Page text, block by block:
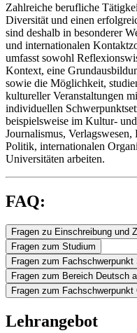
Zahlreiche berufliche
Diversität und einen
sind deshalb in besonderer
und internationalen
umfasst sowohl
Kontext, eine
sowie die Möglichkeit,
kultureller Veranstaltungen
individuellen
beispielsweise im Kultur-
Journalismus,
Politik, internationalen
Universitäten arbeiten.
FAQ:
Fragen zu Einschreibung und
Gibt es für den
Nein, die Einschreibung in
müssen lediglich einen
können.
Fragen zum Studium
Müssen die Module in der
studiert werden oder kann
Die Säulen 1 (Kulturtheorie)
Reihenfolge ist Ihnen
Fragen zum
Kann man im Rahmen der
Sprache im eigenen
entsprechend einem
Fragen zum Bereich Deutsch
Welche Möglichkeiten
als Fremdsprache zu
Studierende, die das
Fragen zum
Kann ich zwischen den
Germanistik frei wählen?
Lehrangebot